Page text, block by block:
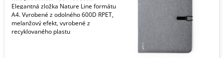
Elegantná zložka Nature Line formátu
A4. Vyrobené z odolného 600D RPET,
melanžový efekt, vyrobené z
recyklovaného plastu